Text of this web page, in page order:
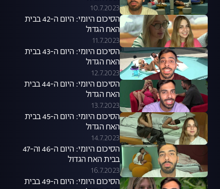
10.7.2023
הסיכום היומי: היום ה-42 בבית
האח הגדול
11.7.2023
הסיכום היומי: היום ה-43 בבית
האח הגדול
12.7.2023
הסיכום היומי: היום ה-44 בבית
האח הגדול
13.7.2023
הסיכום היומי: היום ה-45 בבית
האח הגדול
14.7.2023
הסיכום היומי: היום ה-46 וה-47
בבית האח הגדול
16.7.2023
הסיכום היומי: היום ה-49 בבית